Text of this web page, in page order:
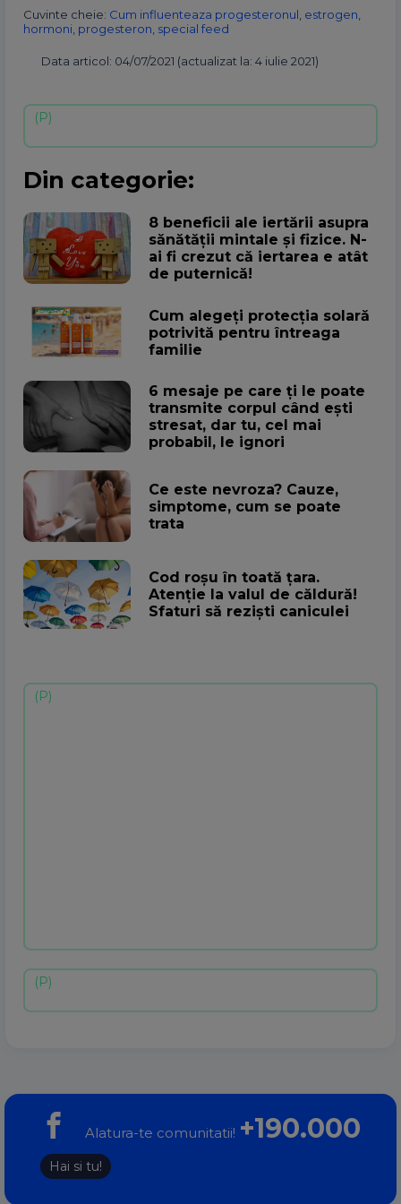
Cuvinte cheie: Cum influenteaza progesteronul estrogen
hormoni progesteron special feed
Data articol: 04/07/2021 (actualizat la: 4 iulie 2021)
Din categorie:
8 beneficii ale iertării asupra
sănătății mintale și fizice. N-
ai fi crezut că iertarea e atât
de puternică!
Cum alegeţi protecţia solară
potrivită pentru întreaga
familie
6 mesaje pe care ți le poate
transmite corpul când ești
stresat, dar tu, cel mai
probabil, le ignori
Ce este nevroza? Cauze,
simptome, cum se poate
trata
Cod roșu în toată țara.
Atenţie la valul de căldură!
Sfaturi să rezişti caniculei
Alatura-te comunitatii! +190.000
Hai si tu!